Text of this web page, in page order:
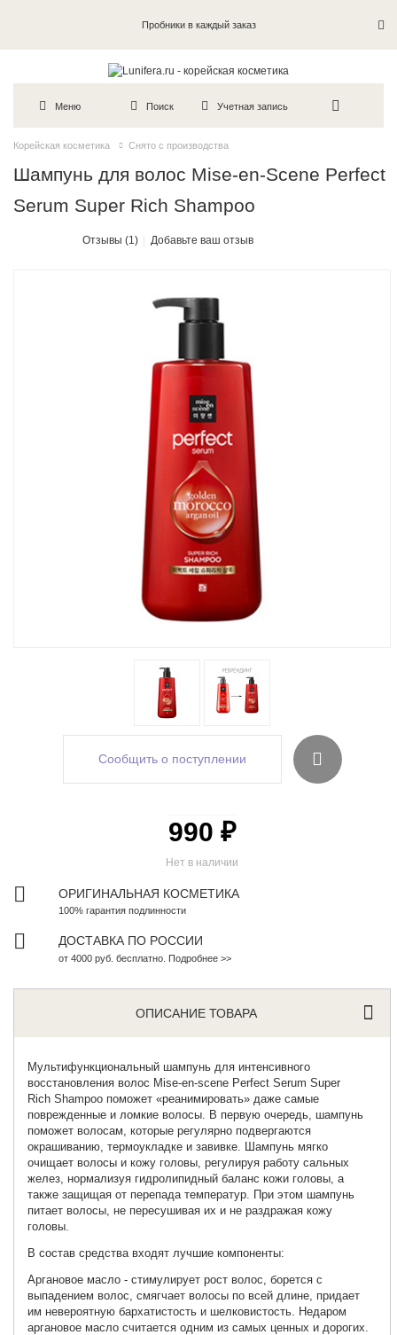
Пробники в каждый заказ
Меню Поиск Учетная запись
Корейская косметика Снято с производства
Шампунь для волос Mise-en-Scene Perfect
Serum Super Rich Shampoo
Отзывы (1) Добавьте ваш отзыв
Сообщить о поступлении
Нет в наличии
990 ₽
ОРИГИНАЛЬНАЯ КОСМЕТИКА
100% гарантия подлинности
ДОСТАВКА ПО РОССИИ
от 4000 руб. бесплатно. Подробнее >>
ОПИСАНИЕ ТОВАРА
Мультифункциональный шампунь для интенсивного
восстановления волос Mise-en-scene PerfectSerumSuper
Rich Shampoo поможет «реанимировать» даже самые
поврежденные и ломкие волосы. В первую очередь, шампунь
поможет волосам, которые регулярно подвергаются
окрашиванию, термоукладке и завивке. Шампунь мягко
очищает волосы и кожу головы, регулируя работу сальных
желез, нормализуя гидролипидный баланс кожи головы, а
также защищая от перепада температур. При этом шампунь
питает волосы, не пересушивая их и не раздражая кожу
головы.
В состав средства входят лучшие компоненты:
Аргановое масло - стимулирует рост волос, борется с
выпадением волос, смягчает волосы по всей длине, придает
им невероятную бархатистость и шелковистость. Недаром
аргановое масло считается одним из самых ценных и дорогих.